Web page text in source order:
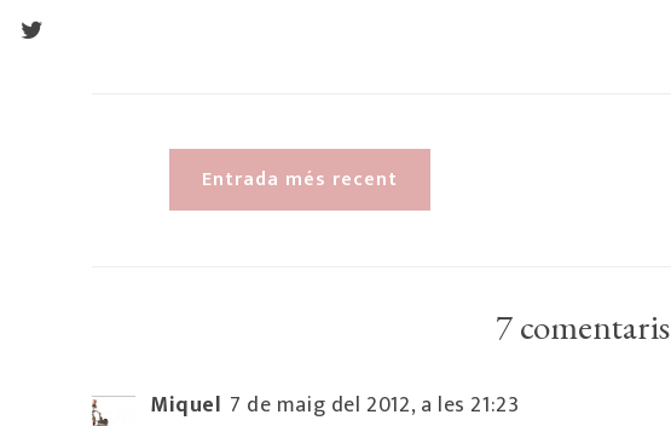
Entrada més recent
7 comentaris
Miquel 7 de maig del 2012, a les 21:23